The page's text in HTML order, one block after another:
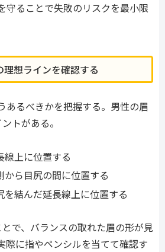
守ることで失敗のリスクを最小限
想ラインを確認する
あるべきかを把握する。男性の眉
トがある。
線上に位置する
から目尻の間に位置する
を結んだ延長線上に位置する
で、バランスの取れた眉の形が見
際に指やペンシルを当てて確認す